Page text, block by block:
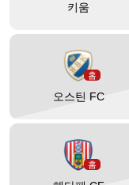
키움
홈
오스틴 FC
홈